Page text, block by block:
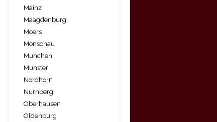
Mainz
Maagdenburg
Moers
Monschau
Munchen
Munster
Nordhorn
Nurnberg
Oberhausen
Oldenburg